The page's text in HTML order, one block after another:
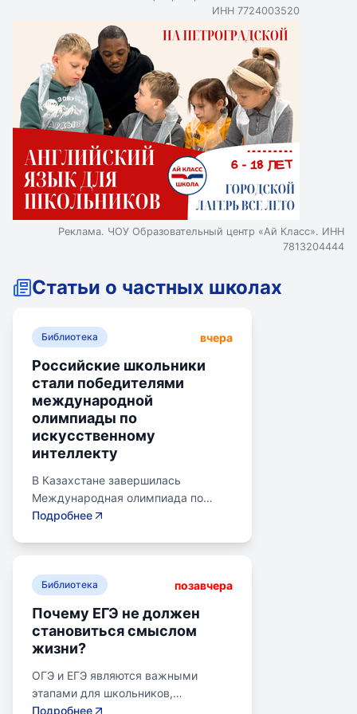
ИНН 7724003520
Реклама. ЧОУ Образовательный центр «Ай Класс». ИНН
7813204444
Статьи о частных школах
Библиотека вчера
Российские школьники
стали победителями
международной
олимпиады по
искусственному
интеллекту
В Казахстане завершилась
Международная олимпиада по
искусственному интеллекту.
бронзовую медаль. Олимпиада
стран, заняв второе место по числу
участников. Награды получили
Артем Горохов, Михаил Вершинин,
Елисей Кирпиченко и другие.
Дмитрий Чернышенко поздравил
медалистов, подчеркнув
Подробнее
Библиотека позавчера
Почему ЕГЭ не должен
становиться смыслом
жизни?
ОГЭ и ЕГЭ являются важными
этапами для школьников,
готовящихся к переходу на
Подробнее